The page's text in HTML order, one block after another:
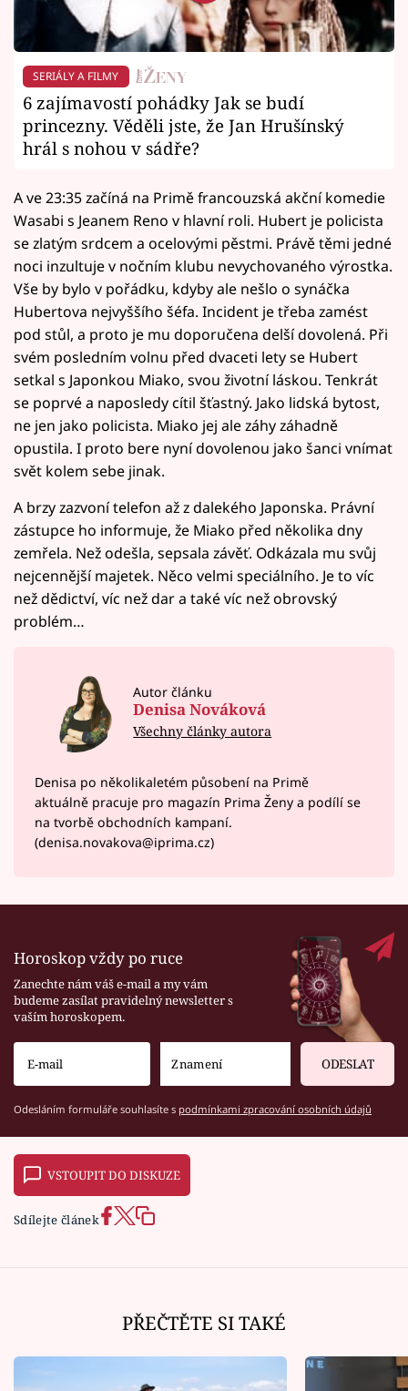
SERIÁLY A FILMY
6 zajímavostí pohádky Jak se budí
princezny. Věděli jste, že Jan Hrušínský
hrál s nohou v sádře?
A ve 23:35 začíná na Primě francouzská akční komedie
Wasabi s Jeanem Reno v hlavní roli. Hubert je policista
se zlatým srdcem a ocelovými pěstmi. Právě těmi jedné
noci inzultuje v nočním klubu nevychovaného výrostka.
Vše by bylo v pořádku, kdyby ale nešlo o synáčka
Hubertova nejvyššího šéfa. Incident je třeba zamést
pod stůl, a proto je mu doporučena delší dovolená. Při
svém posledním volnu před dvaceti lety se Hubert
setkal s Japonkou Miako, svou životní láskou. Tenkrát
se poprvé a naposledy cítil šťastný. Jako lidská bytost,
ne jen jako policista. Miako jej ale záhy záhadně
opustila. I proto bere nyní dovolenou jako šanci vnímat
svět kolem sebe jinak.
A brzy zazvoní telefon až z dalekého Japonska. Právní
zástupce ho informuje, že Miako před několika dny
zemřela. Než odešla, sepsala závěť. Odkázala mu svůj
nejcennější majetek. Něco velmi speciálního. Je to víc
než dědictví, víc než dar a také víc než obrovský
problém…
Autor článku
Denisa Nováková
Všechny články autora
Denisa po několikaletém působení na Primě
aktuálně pracuje pro magazín Prima Ženy a podílí se
na tvorbě obchodních kampaní.
(denisa.novakova@iprima.cz)
Horoskop vždy po ruce
Zanechte nám váš e-mail a my vám
budeme zasílat pravidelný newsletter s
vaším horoskopem.
ODESLAT
Odesláním formuláře souhlasíte s podmínkami zpracování osobních údajů
VSTOUPIT DO DISKUZE
Sdílejte článek
PŘEČTĚTE SI TAKÉ